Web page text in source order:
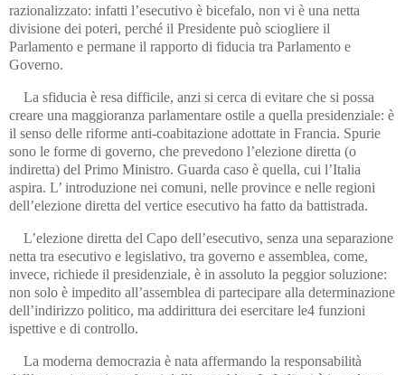
razionalizzato: infatti l’esecutivo è bicefalo, non vi è una netta
divisione dei poteri, perché il Presidente può sciogliere il
Parlamento e permane il rapporto di fiducia tra Parlamento e
Governo.
La sfiducia è resa difficile, anzi si cerca di evitare che si possa
creare una maggioranza parlamentare ostile a quella presidenziale: è
il senso delle riforme anti-coabitazione adottate in Francia. Spurie
sono le forme di governo, che prevedono l’elezione diretta (o
indiretta) del Primo Ministro. Guarda caso è quella, cui l’Italia
aspira. L’ introduzione nei comuni, nelle province e nelle regioni
dell’elezione diretta del vertice esecutivo ha fatto da battistrada.
L’elezione diretta del Capo dell’esecutivo, senza una separazione
netta tra esecutivo e legislativo, tra governo e assemblea, come,
invece, richiede il presidenziale, è in assoluto la peggior soluzione:
non solo è impedito all’assemblea di partecipare alla determinazione
dell’indirizzo politico, ma addirittura dei esercitare le4 funzioni
ispettive e di controllo.
La moderna democrazia è nata affermando la responsabilità